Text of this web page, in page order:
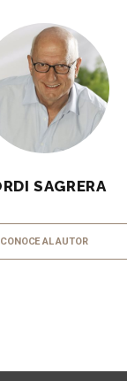
SAGRERA
CONOCE AL AUTOR